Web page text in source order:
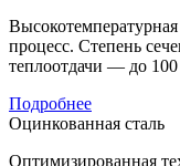
процесс. Степень
теплоотдачи — до
Подробнее
Оцинкованная сталь
Оптимизированная